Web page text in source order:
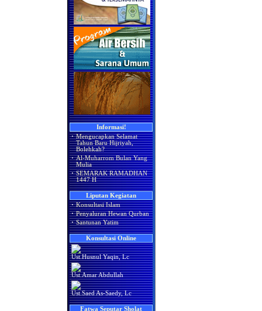
Informasi!
· Mengucapkan Selamat
Tahun Baru Hijriyah,
Bolehkah?
· Al-Muharrom Bulan Yang
Mulia
· SEMARAK RAMADHAN
1447 H
Liputan Kegiatan
· Konsultasi Islam
· Penyaluran Hewan Qurban
· Santunan Yatim
Konsultasi Online
Ust.Husnul Yaqin, Lc
Ust.Amar Abdullah
Ust.Saed As-Saedy, Lc
Fatwa Seputar Sholat